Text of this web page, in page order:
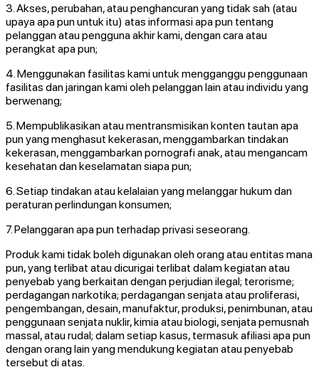
3. Akses, perubahan, atau penghancuran yang tidak sah (atau
upaya apa pun untuk itu) atas informasi apa pun tentang
pelanggan atau pengguna akhir kami, dengan cara atau
perangkat apa pun;
4. Menggunakan fasilitas kami untuk mengganggu penggunaan
fasilitas dan jaringan kami oleh pelanggan lain atau individu yang
berwenang;
5. Mempublikasikan atau mentransmisikan konten tautan apa
pun yang menghasut kekerasan, menggambarkan tindakan
kekerasan, menggambarkan pornografi anak, atau mengancam
kesehatan dan keselamatan siapa pun;
6. Setiap tindakan atau kelalaian yang melanggar hukum dan
peraturan perlindungan konsumen;
7. Pelanggaran apa pun terhadap privasi seseorang.
Produk kami tidak boleh digunakan oleh orang atau entitas mana
pun, yang terlibat atau dicurigai terlibat dalam kegiatan atau
penyebab yang berkaitan dengan perjudian ilegal; terorisme;
perdagangan narkotika; perdagangan senjata atau proliferasi,
pengembangan, desain, manufaktur, produksi, penimbunan, atau
penggunaan senjata nuklir, kimia atau biologi, senjata pemusnah
massal, atau rudal; dalam setiap kasus, termasuk afiliasi apa pun
dengan orang lain yang mendukung kegiatan atau penyebab
tersebut di atas.